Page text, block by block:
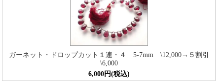
ガーネット・ドロップカット１連・４ 5-7mm \12,000→５割引
\6,000
6,000円(税込)